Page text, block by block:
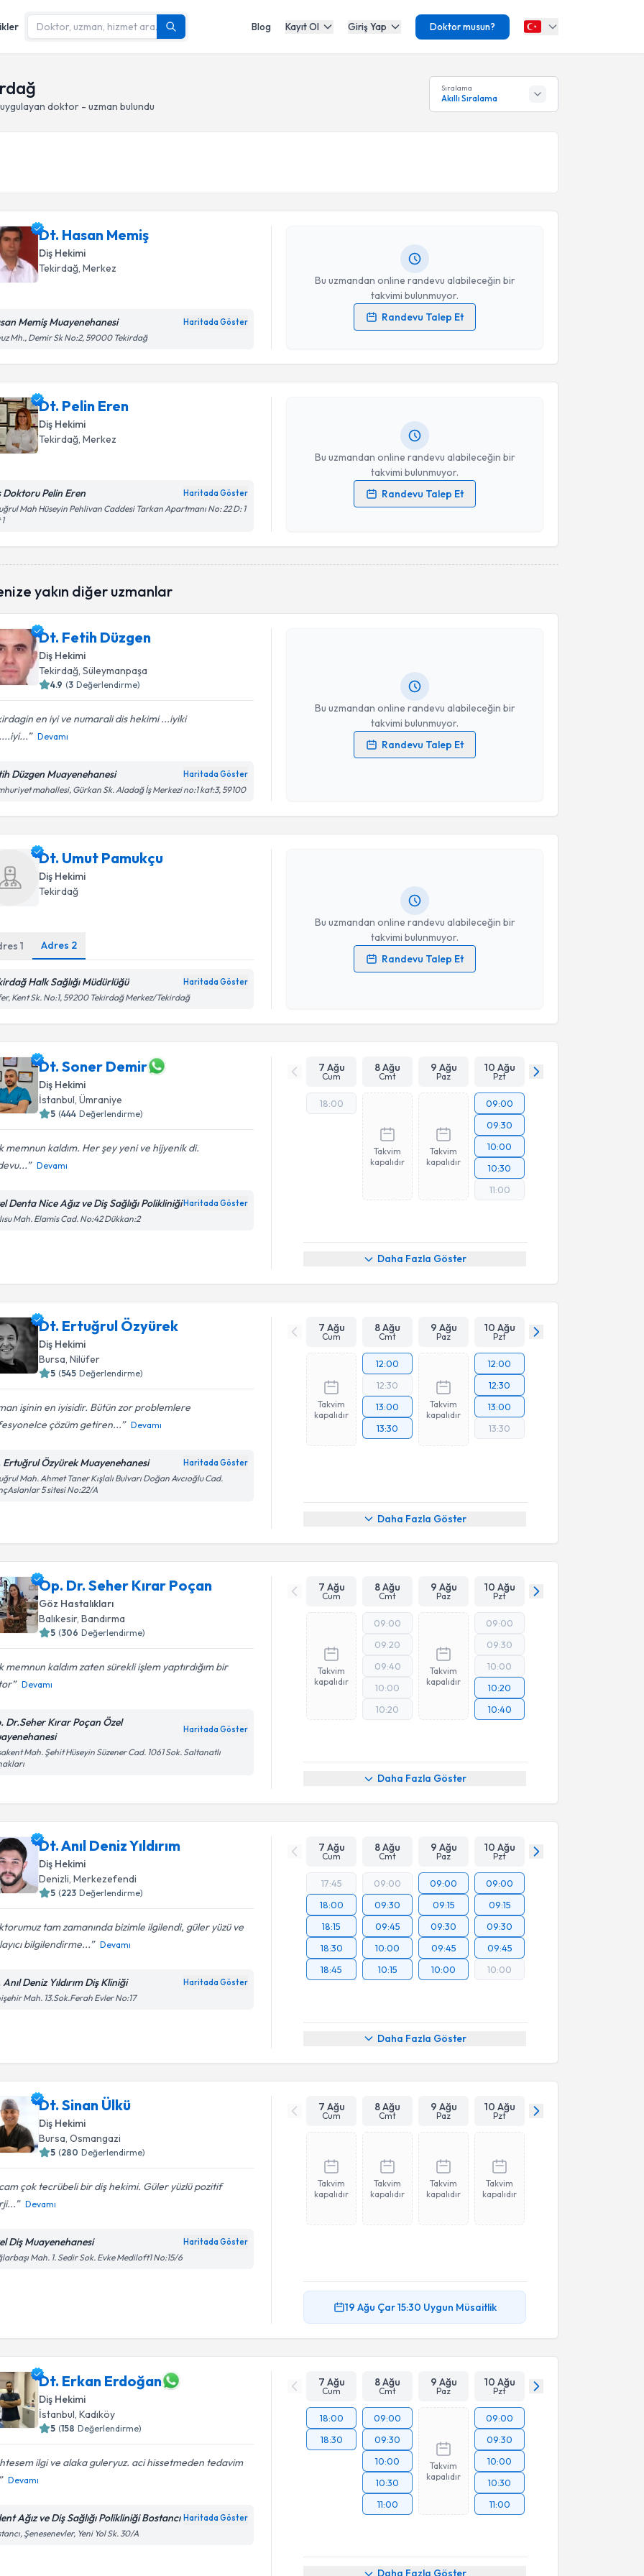
Blog Kayıt Ol Giriş Yap Doktor musun?
uygulayan doktor - uzman bulundu
Sıralama
Akıllı Sıralama
Dt. Hasan Memiş
Diş Hekimi
Tekirdağ, Merkez
Memiş Muayenehanesi Haritada Göster
Mh., Demir Sk No:2, 59000 Tekirdağ
Bu uzmandan online randevu alabileceğin bir
takvimi bulunmuyor.
Randevu Talep Et
Kişisel verilerimin işlenmesine ilişkinAydınlatma Metni
işlenmesini kabul ediyorum.
Dt. Pelin Eren
Diş Hekimi
Tekirdağ, Merkez
Doktoru Pelin Eren Haritada Göster
Mah Hüseyin Pehlivan Caddesi Tarkan Apartmanı No: 22 D: 1
Bu uzmandan online randevu alabileceğin bir
takvimi bulunmuyor.
Randevu Talep Et
Randevu Takvimi Talebi
Dt. Pelin Ereniçin randevu takvimi talebi oluşturun. Size bu
uzmandan randevu almanız için bir takvim hazırlandığında e-
Kişisel verilerimin işlenmesine ilişkinAydınlatma Metni
yakın diğer uzmanlar
Dt. Fetih Düzgen
Diş Hekimi
Tekirdağ, Süleymanpaşa
4.9 (3 Değerlendirme)
en iyi ve numarali dis hekimi ...iyiki
Devamı
Düzgen Muayenehanesi Haritada Göster
mahallesi, Gürkan Sk. Aladağ İş Merkezi no:1 kat:3, 59100
Bu uzmandan online randevu alabileceğin bir
takvimi bulunmuyor.
Randevu Talep Et
Dt. Fetih Düzgen
Kişisel verilerimin işlenmesine ilişkinAydınlatma Metni
Takvim Talebini Gönder
Dt. Umut Pamukçu
Diş Hekimi
Tekirdağ
1 Adres 2
Halk Sağlığı Müdürlüğü Haritada Göster
Kent Sk. No:1, 59200 Tekirdağ Merkez/Tekirdağ
Bu uzmandan online randevu alabileceğin bir
takvimi bulunmuyor.
Randevu Talep Et
Randevu Takvimi Talebi
Kişisel verilerimin işlenmesine ilişkinAydınlatma Metni
Takvim Talebini Gönder
Dt. Soner Demir
Diş Hekimi
İstanbul, Ümraniye
5 (444 Değerlendirme)
memnun kaldım. Her şey yeni ve hijyenik di.
Devamı
Denta Nice Ağız ve Diş Sağlığı Polikliniği Haritada Göster
Mah. Elamis Cad. No:42 Dükkan:2
7 Ağu
Cum
8 Ağu
Cmt
9 Ağu
Paz
10 Ağu
Pzt
18:00
Takvim
kapalıdır
Takvim
kapalıdır
09:00
09:30
10:00
10:30
11:00
Daha Fazla Göster
Dt. Ertuğrul Özyürek
Diş Hekimi
Bursa , Nilüfer
5 (545 Değerlendirme)
işinin en iyisidir. Bütün zor problemlere
çözüm getiren...
Devamı
Ertuğrul Özyürek Muayenehanesi Haritada Göster
Mah. Ahmet Taner Kışlalı Bulvarı Doğan Avcıoğlu Cad.
5 sitesi No:22/A
7 Ağu
Cum
8 Ağu
Cmt
9 Ağu
Paz
10 Ağu
Pzt
Takvim
kapalıdır
12:00
12:30
13:00
13:30
Takvim
kapalıdır
12:00
12:30
13:00
13:30
Daha Fazla Göster
Op. Dr. Seher Kırar Poçan
Göz Hastalıkları
Balıkesir, Bandırma
5 (306 Değerlendirme)
memnun kaldım zaten sürekli işlem yaptırdığım bir
Devamı
Dr.Seher Kırar Poçan Özel
Haritada Göster
Mah. Şehit Hüseyin Süzener Cad. 1061 Sok. Saltanatlı
7 Ağu
Cum
8 Ağu
Cmt
9 Ağu
Paz
10 Ağu
Pzt
Takvim
kapalıdır
09:00
09:20
09:40
10:00
10:20
Takvim
kapalıdır
09:00
09:30
10:00
10:20
10:40
Daha Fazla Göster
Dt. Anıl Deniz Yıldırım
Diş Hekimi
Denizli , Merkezefendi
5 (223 Değerlendirme)
tam zamanında bizimle ilgilendi, güler yüzü ve
bilgilendirme...
Devamı
Deniz Yıldırım Diş Kliniği Haritada Göster
Mah. 13.Sok.Ferah Evler No:17
7 Ağu
Cum
8 Ağu
Cmt
9 Ağu
Paz
10 Ağu
Pzt
17:45
18:00
18:15
18:30
18:45
09:00
09:30
09:45
10:00
10:15
09:00
09:15
09:30
09:45
10:00
09:00
09:15
09:30
09:45
10:00
Daha Fazla Göster
Dt. Sinan Ülkü
Diş Hekimi
Bursa, Osmangazi
5 (280 Değerlendirme)
çok tecrübeli bir diş hekimi. Güler yüzlü pozitif
Devamı
Diş Muayenehanesi Haritada Göster
Mah. 1. Sedir Sok. Evke Mediloft1 No:15/6
7 Ağu
Cum
8 Ağu
Cmt
9 Ağu
Paz
10 Ağu
Pzt
Takvim
kapalıdır
Takvim
kapalıdır
Takvim
kapalıdır
Takvim
kapalıdır
19 Ağu Çar15:30 Uygun Müsaitlik
Dt. Erkan Erdoğan
Diş Hekimi
İstanbul, Kadıköy
5 (158 Değerlendirme)
ilgi ve alaka guleryuz. aci hissetmeden tedavim
Devamı
Ağız ve Diş Sağlığı Polikliniği Bostancı Haritada Göster
Şenesenevler, Yeni Yol Sk. 30/A
7 Ağu
Cum
8 Ağu
Cmt
9 Ağu
Paz
10 Ağu
Pzt
18:00
18:30
09:00
09:30
10:00
10:30
11:00
Takvim
kapalıdır
09:00
09:30
10:00
10:30
11:00
Daha Fazla Göster